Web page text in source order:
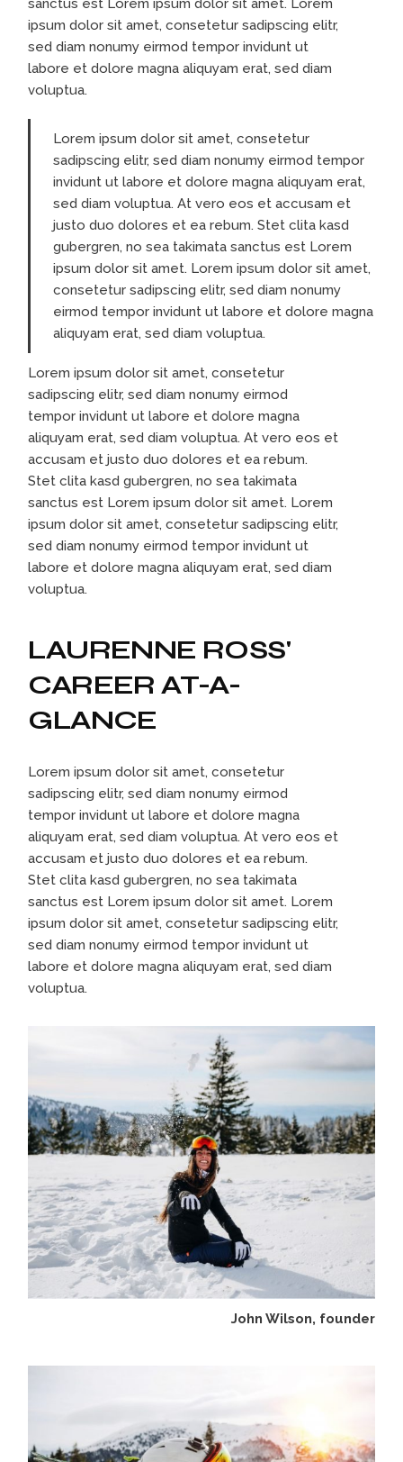
sanctus est Lorem ipsum dolor sit amet. Lorem
ipsum dolor sit amet, consetetur sadipscing elitr,
sed diam nonumy eirmod tempor invidunt ut
labore et dolore magna aliquyam erat, sed diam
voluptua.
Lorem ipsum dolor sit amet, consetetur
sadipscing elitr, sed diam nonumy eirmod tempor
invidunt ut labore et dolore magna aliquyam erat,
sed diam voluptua. At vero eos et accusam et
justo duo dolores et ea rebum. Stet clita kasd
gubergren, no sea takimata sanctus est Lorem
ipsum dolor sit amet. Lorem ipsum dolor sit amet,
consetetur sadipscing elitr, sed diam nonumy
eirmod tempor invidunt ut labore et dolore magna
aliquyam erat, sed diam voluptua.
Lorem ipsum dolor sit amet, consetetur
sadipscing elitr, sed diam nonumy eirmod
tempor invidunt ut labore et dolore magna
aliquyam erat, sed diam voluptua. At vero eos et
accusam et justo duo dolores et ea rebum.
Stet clita kasd gubergren, no sea takimata
sanctus est Lorem ipsum dolor sit amet. Lorem
ipsum dolor sit amet, consetetur sadipscing elitr,
sed diam nonumy eirmod tempor invidunt ut
labore et dolore magna aliquyam erat, sed diam
voluptua.
LAURENNE ROSS'
CAREER AT-A-
GLANCE
Lorem ipsum dolor sit amet, consetetur
sadipscing elitr, sed diam nonumy eirmod
tempor invidunt ut labore et dolore magna
aliquyam erat, sed diam voluptua. At vero eos et
accusam et justo duo dolores et ea rebum.
Stet clita kasd gubergren, no sea takimata
sanctus est Lorem ipsum dolor sit amet. Lorem
ipsum dolor sit amet, consetetur sadipscing elitr,
sed diam nonumy eirmod tempor invidunt ut
labore et dolore magna aliquyam erat, sed diam
voluptua.
John Wilson, founder